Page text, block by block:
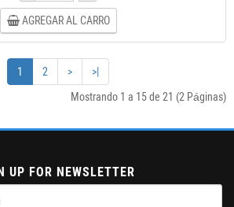
AGREGAR AL CARRO
1 2 >
>|
Mostrando 1 a 15 de 21 (2 Páginas)
UP FOR NEWSLETTER